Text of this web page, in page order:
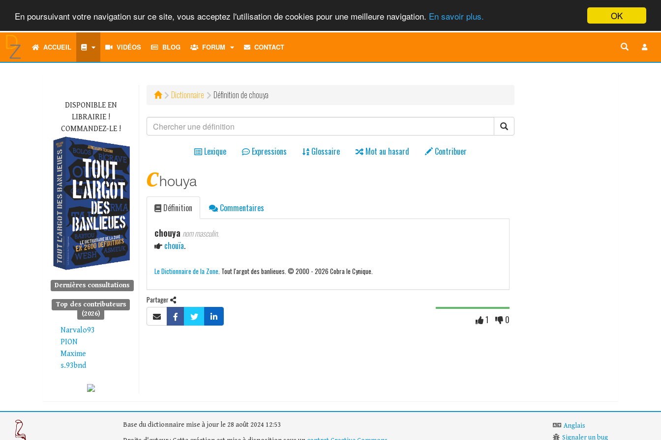
OK
En poursuivant votre navigation sur ce site, vous acceptez l'utilisation de cookies pour une meilleure navigation. En savoir plus.
ACCUEIL VIDÉOS BLOG FORUM
TOGGLECONTACT
DISPONIBLE EN
LIBRAIRIE !
COMMANDEZ-LE !
Dernières consultations
Top des contributeurs
(2026)
Narvalo93
PION
Maxime
s.93bnd
Dictionnaire Définition de chouya
Lexique Expressions Glossaire Mot au hasard Contribuer
chouya
Définition Commentaires
chouya nom masculin.
chouïa.
Le Dictionnaire de la Zone. Tout l'argot des banlieues. © 2000 - 2026 Cobra le Cynique.
Partager
1 0
Base du dictionnaire mise à jour le 28 août 2024 12:53
Anglais
Signaler un bug